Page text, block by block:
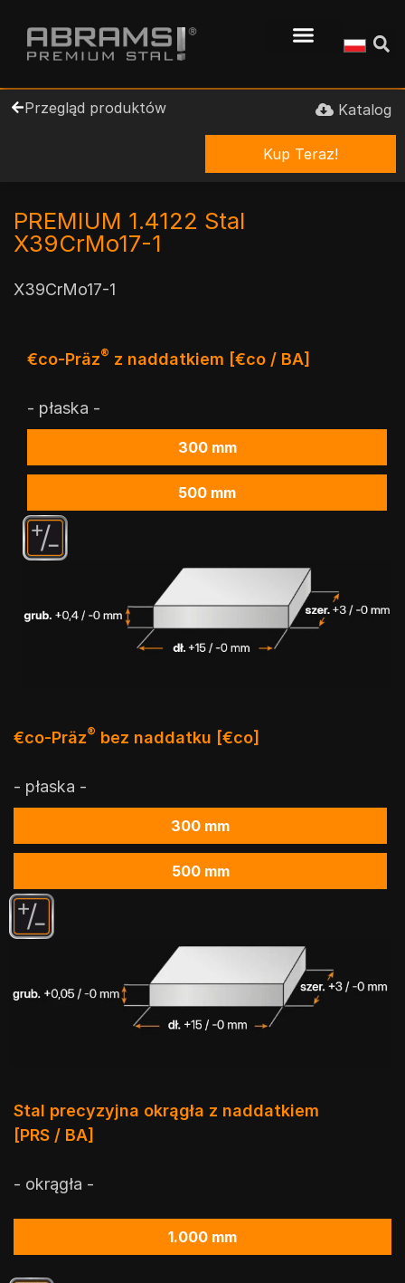
Przegląd produktów Katalog
Kup Teraz!
PREMIUM 1.4122 Stal
X39CrMo17-1
X39CrMo17-1
€co-Präz® z naddatkiem [€co / BA]
- płaska -
300 mm
500 mm
€co-Präz® bez naddatku [€co]
- płaska -
300 mm
500 mm
Stal precyzyjna okrągła z naddatkiem
[PRS / BA]
- okrągła -
1.000 mm